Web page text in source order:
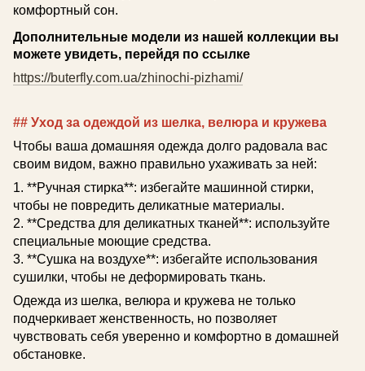
комфортный сон.
Дополнительные модели из нашей коллекции вы
можете увидеть, перейдя по ссылке
https://buterfly.com.ua/zhinochi-pizhami/
## Уход за одеждой из шелка, велюра и кружева
Чтобы ваша домашняя одежда долго радовала вас
своим видом, важно правильно ухаживать за ней:
1. **Ручная стирка**: избегайте машинной стирки,
чтобы не повредить деликатные материалы.
2. **Средства для деликатных тканей**: используйте
специальные моющие средства.
3. **Сушка на воздухе**: избегайте использования
сушилки, чтобы не деформировать ткань.
Одежда из шелка, велюра и кружева не только
подчеркивает женственность, но позволяет
чувствовать себя уверенно и комфортно в домашней
обстановке.